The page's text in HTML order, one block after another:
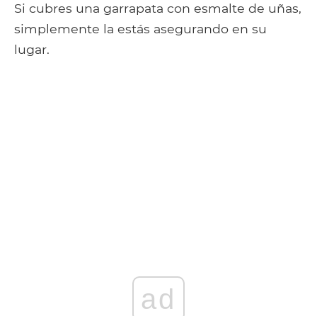
Si cubres una garrapata con esmalte de uñas,
simplemente la estás asegurando en su
lugar.
ad